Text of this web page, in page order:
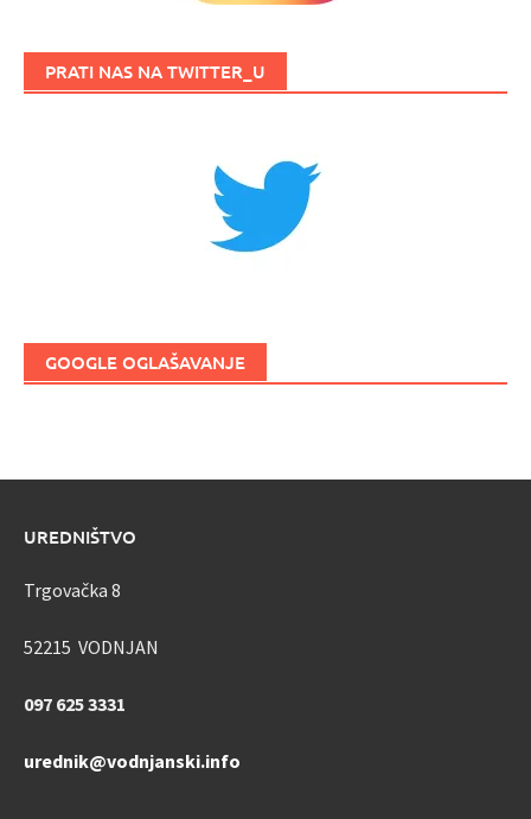
PRATI NAS NA TWITTER_U
GOOGLE OGLAŠAVANJE
UREDNIŠTVO
Trgovačka 8
52215 VODNJAN
097 625 3331
urednik@vodnjanski.info